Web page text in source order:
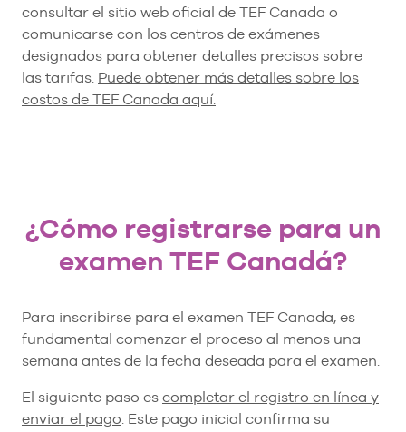
consultar el sitio web oficial de TEF Canada o
comunicarse con los centros de exámenes
designados para obtener detalles precisos sobre
las tarifas. Puede obtener más detalles sobre los
costos de TEF Canada aquí.
¿Cómo registrarse para un
examen TEF Canadá?
Para inscribirse para el examen TEF Canada, es
fundamental comenzar el proceso al menos una
semana antes de la fecha deseada para el examen.
El siguiente paso es completar el registro en línea y
enviar el pago. Este pago inicial confirma su